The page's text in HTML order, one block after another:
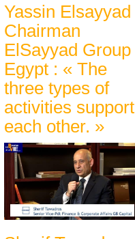
Yassin Elsayyad
Chairman
ElSayyad Group
Egypt : « The
three types of
activities support
each other. »